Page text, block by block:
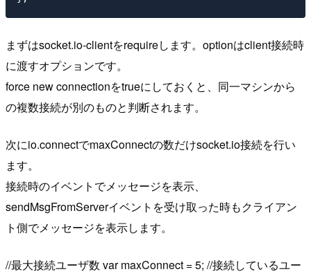
まずはsocket.io-clientをrequireします。optionはclient接続時
に渡すオプションです。
force new connectionをtrueにしておくと、同一マシンから
の複数接続が別のものと判断されます。
次にio.connectでmaxConnectの数だけsocket.io接続を行い
ます。
接続時のイベントでメッセージを表示、
sendMsgFromServerイベントを受け取った時もクライアン
ト側でメッセージを表示します。
//最大接続ユーザ数 var maxConnect = 5; //接続しているユー